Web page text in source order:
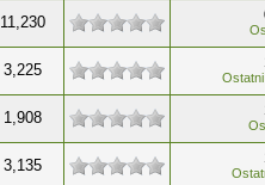
11,230
3,225
1,908
3,135